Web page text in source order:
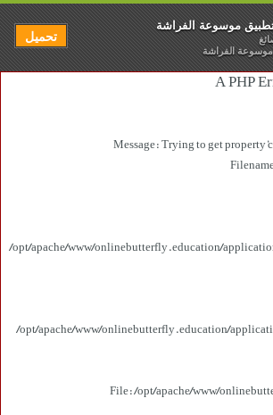
A PHP
Message: Trying to get property
/opt/apache/www/onlinebutterfly.education/
/opt/apache/www/onlinebutterfly.education/
File: /opt/apache/www/
موسوعة الفراشة
موسوعة الفراشة
تحميل